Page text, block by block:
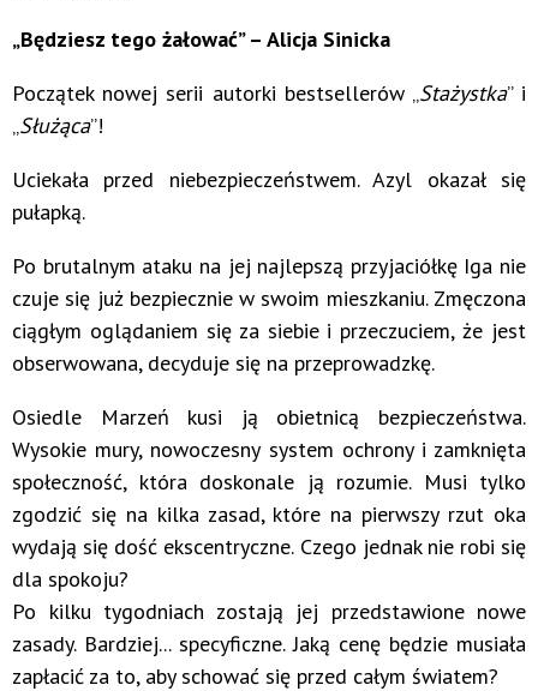
„Będziesz tego żałować” – Alicja Sinicka
Początek nowej serii autorki bestsellerów „Stażystka” i
„Służąca”!
Uciekała przed niebezpieczeństwem. Azyl okazał się
pułapką.
Po brutalnym ataku na jej najlepszą przyjaciółkę Iga nie
czuje się już bezpiecznie w swoim mieszkaniu. Zmęczona
ciągłym oglądaniem się za siebie i przeczuciem, że jest
obserwowana, decyduje się na przeprowadzkę.
Osiedle Marzeń kusi ją obietnicą bezpieczeństwa.
Wysokie mury, nowoczesny system ochrony i zamknięta
społeczność, która doskonale ją rozumie. Musi tylko
zgodzić się na kilka zasad, które na pierwszy rzut oka
wydają się dość ekscentryczne. Czego jednak nie robi się
dla spokoju?
Po kilku tygodniach zostają jej przedstawione nowe
zasady. Bardziej... specyficzne. Jaką cenę będzie musiała
zapłacić za to, aby schować się przed całym światem?